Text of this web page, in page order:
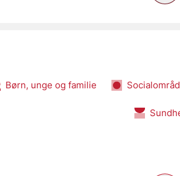
Børn, unge og familie